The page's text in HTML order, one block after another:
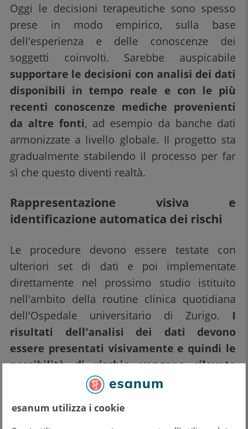
esanum utilizza i cookie
Oggi le decisioni terapeutiche sono spesso
prese in modo empirico, sulla base
dell'esperienza e delle conoscenze dei
soggetti coinvolti. Sarebbe auspicabile
supportare le decisioni con analisi dei dati
disponibili in tempo reale e con le più
recenti conoscenze mediche provenienti
da altre fonti, ad esempio da banche dati
armonizzate a livello globale. Il progetto sta
gradualmente stabilendo il processo per far
sì che questo diventi realtà.
Rappresentazione visiva e
identificazione automatica dei rischi
Le procedure devono essere testate con
ulteriori set di dati e poi implementate
direttamente nel prossimo studio istituito
nell'ambito della routine clinica quotidiana
dell'Ospedale universitario di Zurigo. I
risultati dell'analisi dei dati devono
essere presentati visivamente e quindi le
possibilità di rischio vengono rilevate
automaticamente nei reparti di terapia
intensiva dei pazienti.
collaborazione con IBM Research continuerà